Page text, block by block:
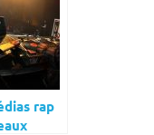
rap